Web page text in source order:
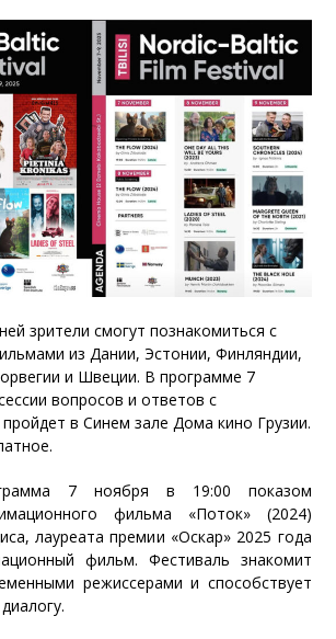
зрители смогут познакомиться с
из Дании, Эстонии, Финляндии,
и Швеции. В программе 7
вопросов и ответов с
в Синем зале Дома кино Грузии.
7 ноября в 19:00 показом
фильма «Поток» (2024)
лауреата премии «Оскар» 2025 года
фильм. Фестиваль знакомит
режиссерами и способствует